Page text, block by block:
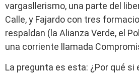
vargasllerismo, una parte del
Calle, y Fajardo con tres
respaldan (la Alianza Verde, el
una corriente llamada
La pregunta es esta: ¿Por qué